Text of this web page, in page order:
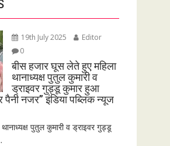
19th July 2025
Editor
0
बीस हजार घूस लेते हुए महिला
थानाध्यक्ष पुतुल कुमारी व
ड्राइवर गुड्डू कुमार हुआ
पैनी नजर” इंडिया पब्लिक न्यूज
पुतुल कुमारी व ड्राइवर गुड्डू